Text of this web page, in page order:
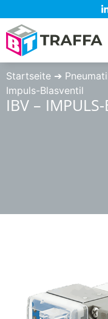
Startseite ➔
Impuls-Blasventil
IBV –